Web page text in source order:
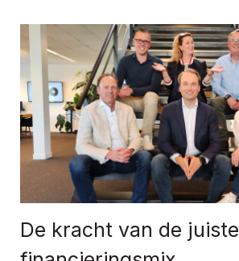
De kracht van de juiste